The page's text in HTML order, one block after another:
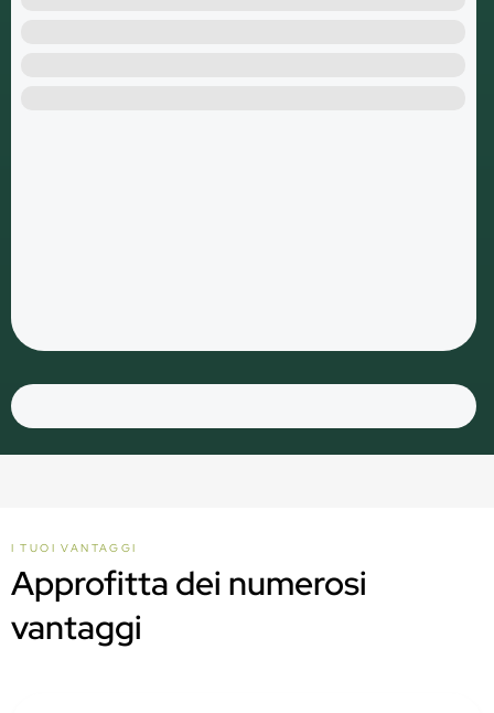
I TUOI VANTAGGI
Approfitta dei numerosi
vantaggi